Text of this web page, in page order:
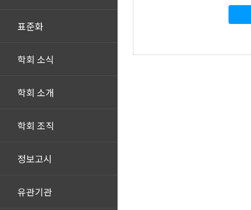
표준화
학회 소식
학회 소개
학회 조직
정보고시
유관기관